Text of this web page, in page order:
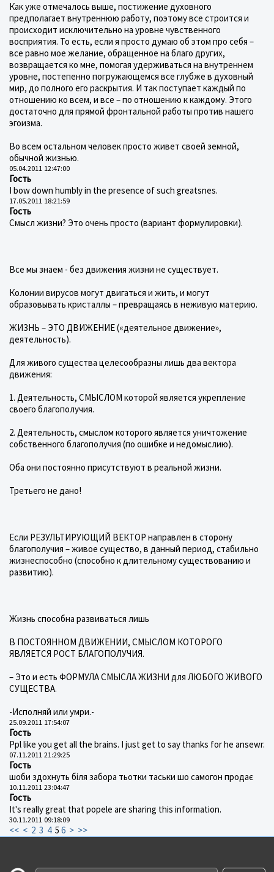
Как уже отмечалось выше, постижение духовного
предполагает внутреннюю работу, поэтому все строится и
происходит исключительно на уровне чувственного
восприятия. То есть, если я просто думаю об этом про себя –
все равно мое желание, обращенное на благо других,
возвращается ко мне, помогая удерживаться на внутреннем
уровне, постепенно погружающемся все глубже в духовный
мир, до полного его раскрытия. И так поступает каждый по
отношению ко всем, и все – по отношению к каждому. Этого
достаточно для прямой фронтальной работы против нашего
эгоизма.
Во всем остальном человек просто живет своей земной,
обычной жизнью.
05.04.2011 12:47:00
Гость
I bow down humbly in the presence of such greatsnes.
17.05.2011 18:21:59
Гость
Смысл жизни? Это очень просто (вариант формулировки).
Все мы знаем - без движения жизни не существует.
Колонии вирусов могут двигаться и жить, и могут
образовывать кристаллы – превращаясь в неживую материю.
ЖИЗНЬ – ЭТО ДВИЖЕНИЕ («деятельное движение»,
деятельность).
Для живого существа целесообразны лишь два вектора
движения:
1. Деятельность, СМЫСЛОМ которой является укрепление
своего благополучия.
2. Деятельность, смыслом которого является уничтожение
собственного благополучия (по ошибке и недомыслию).
Оба они постоянно присутствуют в реальной жизни.
Третьего не дано!
Если РЕЗУЛЬТИРУЮЩИЙ ВЕКТОР направлен в сторону
благополучия – живое существо, в данный период, стабильно
жизнеспособно (способно к длительному существованию и
развитию).
Жизнь способна развиваться лишь
В ПОСТОЯННОМ ДВИЖЕНИИ, СМЫСЛОМ КОТОРОГО
ЯВЛЯЕТСЯ РОСТ БЛАГОПОЛУЧИЯ.
– Это и есть ФОРМУЛА СМЫСЛА ЖИЗНИ для ЛЮБОГО ЖИВОГО
СУЩЕСТВА.
-Исполняй или умри.-
25.09.2011 17:54:07
Гость
Ppl like you get all the brains. I just get to say thanks for he ansewr.
07.11.2011 21:29:25
Гость
шоби здохнуть біля забора тьотки таськи шо самогон продає
10.11.2011 23:04:47
Гость
It's really great that popele are sharing this information.
30.11.2011 09:18:09
<< < 2 3 4 5 6 > >>